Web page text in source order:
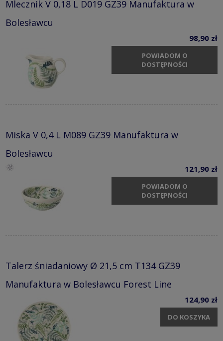
Mlecznik V 0,18 L D019 GZ39 Manufaktura w
Bolesławcu
98,90 zł
POWIADOM O
DOSTĘPNOŚCI
Miska V 0,4 L M089 GZ39 Manufaktura w
Bolesławcu
121,90 zł
POWIADOM O
DOSTĘPNOŚCI
Talerz śniadaniowy Ø 21,5 cm T134 GZ39
Manufaktura w Bolesławcu Forest Line
124,90 zł
DO KOSZYKA